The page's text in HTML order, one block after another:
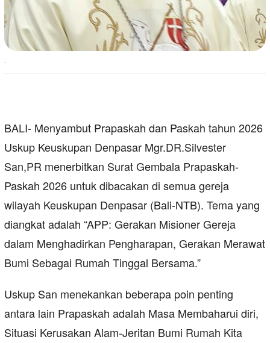
.
BALI- Menyambut Prapaskah dan Paskah tahun 2026
Uskup Keuskupan Denpasar Mgr.DR.Silvester
San,PR menerbitkan Surat Gembala Prapaskah-
Paskah 2026 untuk dibacakan di semua gereja
wilayah Keuskupan Denpasar (Bali-NTB). Tema yang
diangkat adalah “APP: Gerakan Misioner Gereja
dalam Menghadirkan Pengharapan, Gerakan Merawat
Bumi Sebagai Rumah Tinggal Bersama.”
Uskup San menekankan beberapa poin penting
antara lain Prapaskah adalah Masa Membaharui diri,
Situasi Kerusakan Alam-Jeritan Bumi Rumah Kita